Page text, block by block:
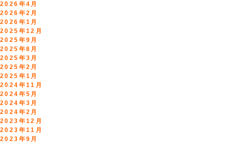
2026年4月
2026年2月
2026年1月
2025年12月
2025年9月
2025年8月
2025年3月
2025年2月
2025年1月
2024年11月
2024年5月
2024年3月
2024年2月
2023年12月
2023年11月
2023年9月